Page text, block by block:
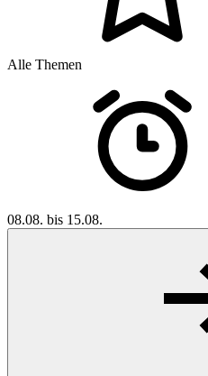
Alle Themen
08.08. bis 15.08.